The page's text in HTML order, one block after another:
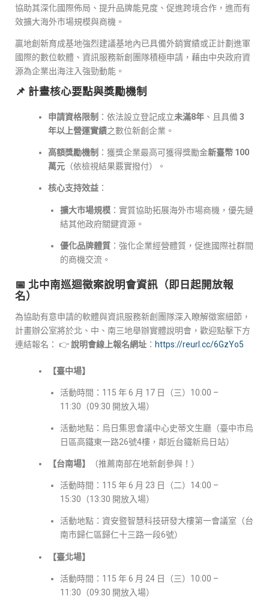
協助其深化國際佈局、提升品牌能見度、促進跨境合作，進而有
效擴大海外市場規模與商機。
贏地創新育成基地強烈建議基地內已具備外銷實績或正計劃進軍
國際的數位軟體、資訊服務新創團隊積極申請，藉由中央政府資
源為企業出海注入強勁動能。
📌 計畫核心要點與獎勵機制
申請資格限制 ：依法設立登記成立未滿8年 、且具備3
年以上營運實績之數位新創企業。
高額獎勵機制 ：獲獎企業最高可獲得獎勵金新臺幣 100
萬元 （依檢視結果覈實撥付）。
核心支持效益 ：
擴大市場規模 ：實質協助拓展海外市場商機，優先鏈
結其他政府關鍵資源。
優化品牌體質 ：強化企業經營體質，促進國際社群間
的商機交流。
📅 北中南巡迴徵案說明會資訊（即日起開放報
名）
為協助有意申請的軟體與資訊服務新創團隊深入瞭解徵案細節，
計畫辦公室將於北、中、南三地舉辦實體說明會，歡迎點擊下方
連結報名： 👉說明會線上報名網址 ： https://reurl.cc/6GzYo5
【臺中場】
活動時間：115 年 6 月 17 日（三）10:00 –
11:30（09:30 開放入場）
活動地點：烏日集思會議中心史蒂文生廳（臺中市烏
日區高鐵東一路26號4樓，鄰近台鐵新烏日站）
【台南場】 （推薦南部在地新創參與！）
活動時間：115 年 6 月 23 日（二）14:00 –
15:30（13:30 開放入場）
活動地點：資安暨智慧科技研發大樓第一會議室（台
南市歸仁區歸仁十三路一段6號）
【臺北場】
活動時間：115 年 6 月 24 日（三）10:00 –
11:30（09:30 開放入場）